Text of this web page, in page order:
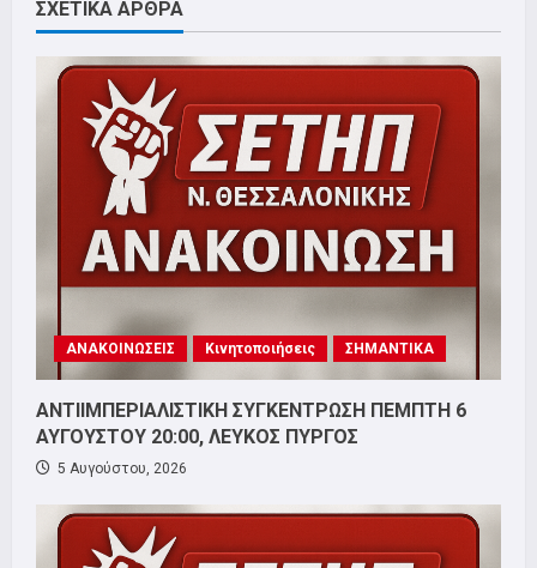
ΣΧΕΤΙΚΑ ΑΡΘΡΑ
ΑΝΑΚΟΙΝΩΣΕΙΣ Κινητοποιήσεις ΣΗΜΑΝΤΙΚΑ
ΑΝΤΙΙΜΠΕΡΙΑΛΙΣΤΙΚΗ ΣΥΓΚΕΝΤΡΩΣΗ ΠΕΜΠΤΗ 6
ΑΥΓΟΥΣΤΟΥ 20:00, ΛΕΥΚΟΣ ΠΥΡΓΟΣ
5 Αυγούστου, 2026